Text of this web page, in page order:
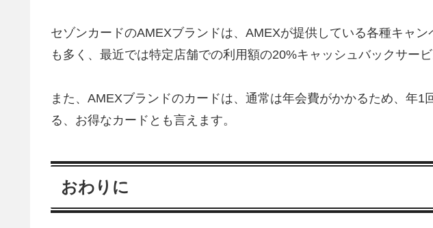
セゾンカードのAMEXブランドは、AMEXが提供している各種キャン
も多く、最近では特定店舗での利用額の20%キャッシュバックサー
また、AMEXブランドのカードは、通常は年会費がかかるため、年1
る、お得なカードとも言えます。
おわりに